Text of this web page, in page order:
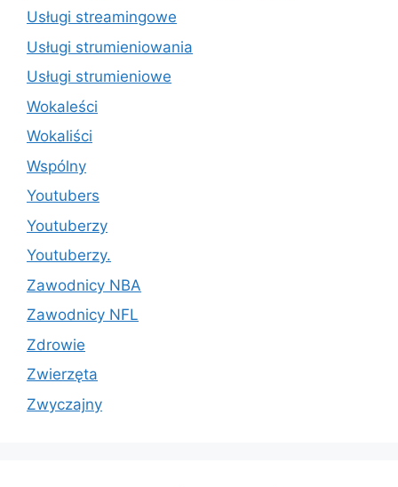
Usługi streamingowe
Usługi strumieniowania
Usługi strumieniowe
Wokaleści
Wokaliści
Wspólny
Youtubers
Youtuberzy
Youtuberzy.
Zawodnicy NBA
Zawodnicy NFL
Zdrowie
Zwierzęta
Zwyczajny